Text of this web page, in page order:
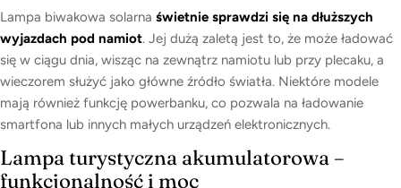
Lampa biwakowa solarna świetnie sprawdzi się na dłuższych
wyjazdach pod namiot. Jej dużą zaletą jest to, że może ładować
się w ciągu dnia, wisząc na zewnątrz namiotu lub przy plecaku, a
wieczorem służyć jako główne źródło światła. Niektóre modele
mają również funkcję powerbanku, co pozwala na ładowanie
smartfona lub innych małych urządzeń elektronicznych.
Lampa turystyczna akumulatorowa –
funkcjonalność i moc